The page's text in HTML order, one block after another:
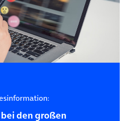
den großen